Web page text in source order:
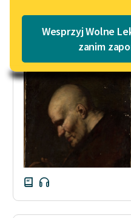
Lektury szkolne i klasyka
literatury do słuchania dla
uczennic i uczniów z
niepełnosprawnościami
E-kolekcja lektur
szkolnych i literatury do
słuchania dla uczennic i
uczniów z
niepełnosprawnościami
Feministyczne inspiracje.
Wesprzyj Wolne
zanim